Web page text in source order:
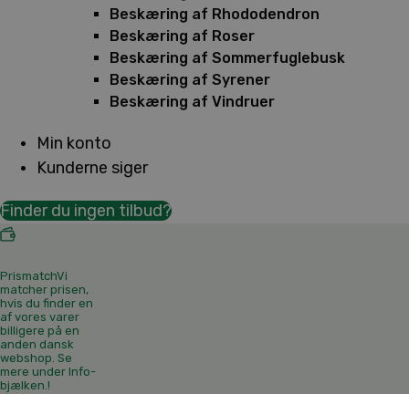
Beskæring af Rhododendron
Beskæring af Roser
Beskæring af Sommerfuglebusk
Beskæring af Syrener
Beskæring af Vindruer
Min konto
Kunderne siger
Finder du ingen tilbud?
PrismatchVi
matcher prisen,
hvis du finder en
af vores varer
billigere på en
anden dansk
webshop. Se
mere under Info-
bjælken.!